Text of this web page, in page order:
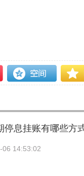
停息挂账有哪些方
06 14:53:02